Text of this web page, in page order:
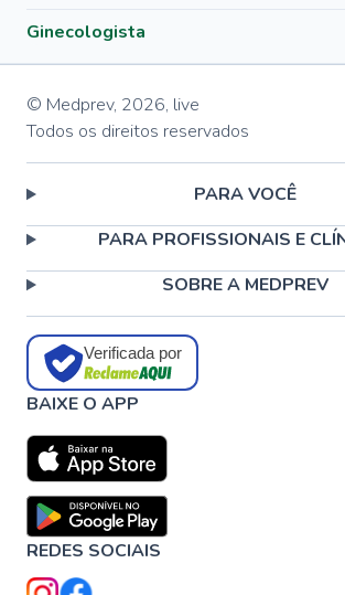
Ginecologista
© Medprev, 2026, live
Todos os direitos reservados
PARA VOCÊ
PARA PROFISSIONAIS E
SOBRE A MEDPREV
Verificada por
BAIXE O APP
REDES SOCIAIS